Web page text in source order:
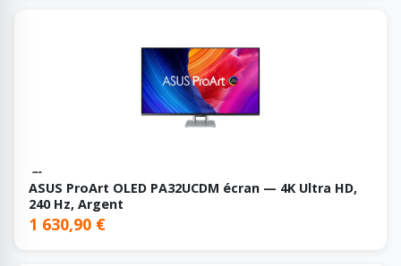
ASUS ProArt OLED PA32UCDM écran — 4K Ultra HD,
240 Hz, Argent
1 630,90 €